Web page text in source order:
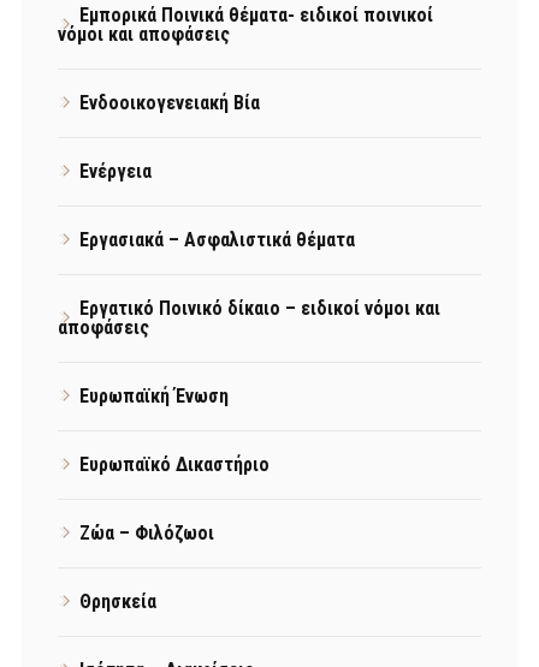
Εμπορικά Ποινικά θέματα- ειδικοί ποινικοί
νόμοι και αποφάσεις
Ενδοοικογενειακή Βία
Ενέργεια
Εργασιακά – Ασφαλιστικά θέματα
Εργατικό Ποινικό δίκαιο – ειδικοί νόμοι και
αποφάσεις
Ευρωπαϊκή Ένωση
Ευρωπαϊκό Δικαστήριο
Ζώα – Φιλόζωοι
Θρησκεία